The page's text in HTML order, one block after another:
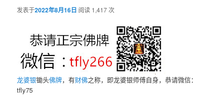
发表于2022年8月16日 阅读 1,417 次
龙婆银锄头佛牌，有财佛之称，即龙婆银师傅自身，恭请微信：
tfly75